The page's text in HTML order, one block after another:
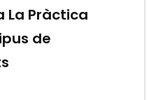
La Pràctica
de